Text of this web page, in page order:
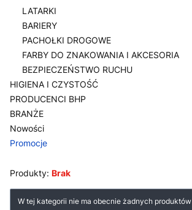
LATARKI
BARIERY
PACHOŁKI DROGOWE
FARBY DO ZNAKOWANIA I AKCESORIA
BEZPIECZEŃSTWO RUCHU
HIGIENA I CZYSTOŚĆ
PRODUCENCI BHP
BRANŻE
Nowości
Promocje
Produkty: Brak
Lista produktów
W tej kategorii nie ma obecnie żadnych produktów